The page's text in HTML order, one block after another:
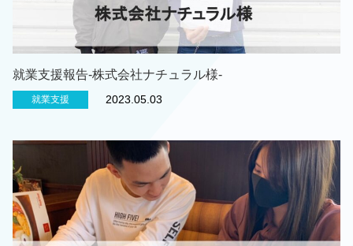
就業支援報告-株式会社ナチュラル様-
就業支援 2023.05.03